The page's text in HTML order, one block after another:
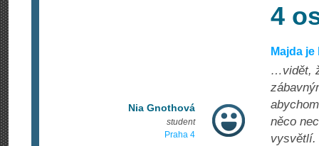
4
Nia Gnothová
student
Praha 4
Majda
…vidět,
něco
vysvětlí.